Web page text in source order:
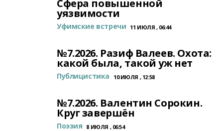
Сфера повышенной
уязвимости
Уфимские встречи 11 ИЮЛЯ , 06:44
№7.2026. Разиф Валеев. Охота:
какой была, такой уж нет
Публицистика 10 ИЮЛЯ , 12:58
№7.2026. Валентин Сорокин.
Круг завершён
Поэзия 8 ИЮЛЯ , 06:54